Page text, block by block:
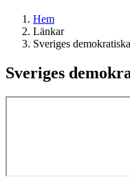
Hem
Länkar
Sveriges
Sveriges